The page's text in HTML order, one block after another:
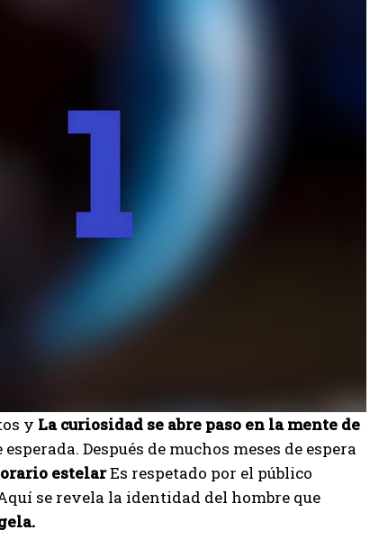
y La curiosidad se abre paso en la mente de
Después de muchos meses de espera
estelarEs respetado por el público
se revela la identidad del hombre que